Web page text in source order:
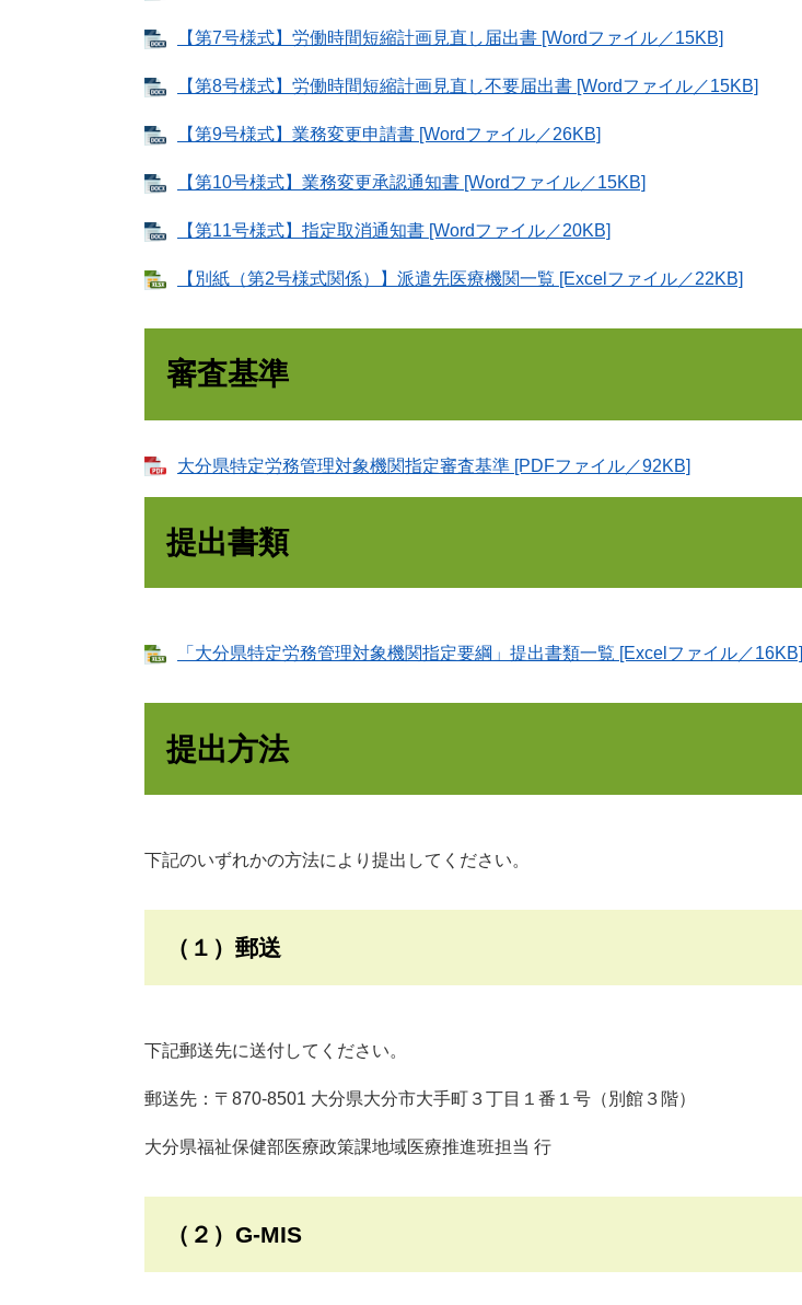
【第7号様式】労働時間短縮計画見直し届出書 [Wordファイル／15KB]
【第8号様式】労働時間短縮計画見直し不要届出書 [Wordファイル／15KB]
【第9号様式】業務変更申請書 [Wordファイル／26KB]
【第10号様式】業務変更承認通知書 [Wordファイル／15KB]
【第11号様式】指定取消通知書 [Wordファイル／20KB]
【別紙（第2号様式関係）】派遣先医療機関一覧 [Excelファイル／22KB]
審査基準
大分県特定労務管理対象機関指定審査基準 [PDFファイル／92KB]
提出書類
「大分県特定労務管理対象機関指定要綱」提出書類一覧 [Excelファイル／16KB]
提出方法
下記のいずれかの方法により提出してください。
（１）郵送
下記郵送先に送付してください。
郵送先：〒870-8501 大分県大分市大手町３丁目１番１号（別館３階）
大分県福祉保健部医療政策課地域医療推進班担当 行
（２）G-MIS